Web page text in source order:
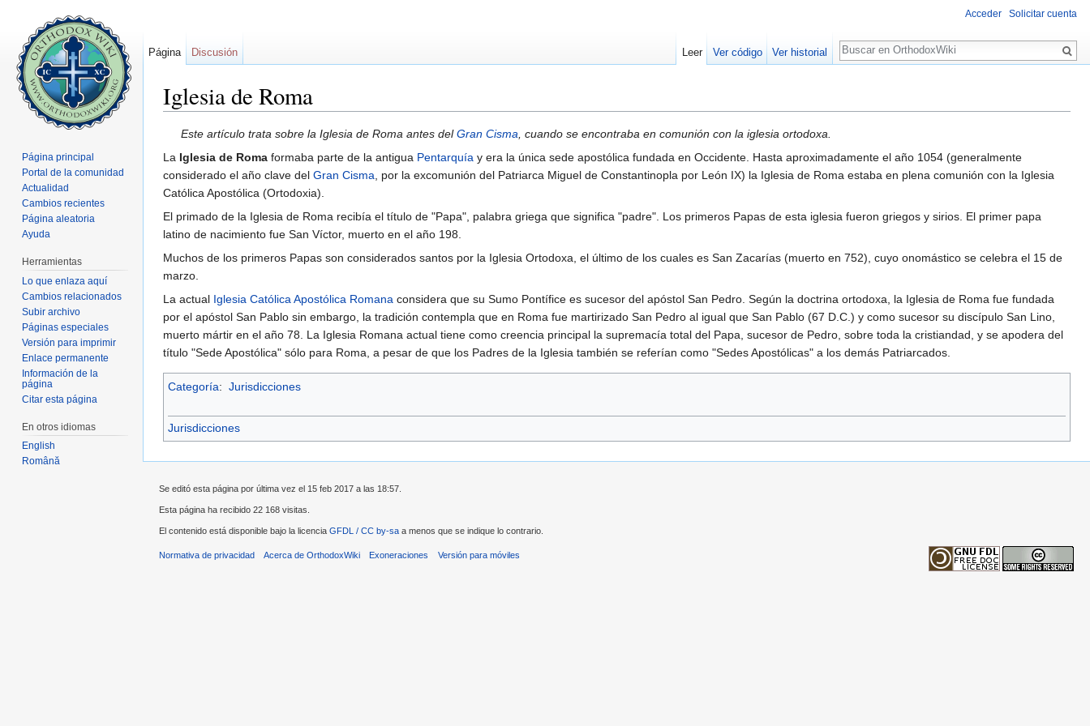
Iglesia de Roma
Este artículo trata sobre la Iglesia de Roma antes delGran Cisma, cuando se encontraba en comunión con la iglesia ortodoxa.
La Iglesia de Roma formaba parte de la antigua Pentarquía y era la única sede apostólica fundada en Occidente. Hasta aproximadamente el año 1054 (generalmente
considerado el año clave del Gran Cisma, por la excomunión del Patriarca Miguel de Constantinopla por León IX) la Iglesia de Roma estaba en plena comunión con la Iglesia
Católica Apostólica (Ortodoxia).
El primado de la Iglesia de Roma recibía el título de "Papa", palabra griega que significa "padre". Los primeros Papas de esta iglesia fueron griegos y sirios. El primer papa
latino de nacimiento fue San Víctor, muerto en el año 198.
Muchos de los primeros Papas son considerados santos por la Iglesia Ortodoxa, el último de los cuales es San Zacarías (muerto en 752), cuyo onomástico se celebra el 15 de
marzo.
La actual Iglesia Católica Apostólica Romana considera que su Sumo Pontífice es sucesor del apóstol San Pedro. Según la doctrina ortodoxa, la Iglesia de Roma fue fundada
por el apóstol San Pablo sin embargo, la tradición contempla que en Roma fue martirizado San Pedro al igual que San Pablo (67 D.C.) y como sucesor su discípulo San Lino,
muerto mártir en el año 78. La Iglesia Romana actual tiene como creencia principal la supremacía total del Papa, sucesor de Pedro, sobre toda la cristiandad, y se apodera del
título "Sede Apostólica" sólo para Roma, a pesar de que los Padres de la Iglesia también se referían como "Sedes Apostólicas" a los demás Patriarcados.
Categoría: Jurisdicciones
Jurisdicciones
Acceder Solicitar cuenta
Página Discusión Leer Ver código Ver historial
Buscar
Página principal
Portal de la comunidad
Actualidad
Cambios recientes
Página aleatoria
Ayuda
Herramientas
Lo que enlaza aquí
Cambios relacionados
Subir archivo
Páginas especiales
Versión para imprimir
Enlace permanente
Información de la
página
Citar esta página
En otros idiomas
English
Română
Se editó esta página por última vez el 15 feb 2017 a las 18:57.
Esta página ha recibido 22 168 visitas.
El contenido está disponible bajo la licencia GFDL / CC by-sa a menos que se indique lo contrario.
Normativa de privacidad Acerca de OrthodoxWiki Exoneraciones Versión para móviles